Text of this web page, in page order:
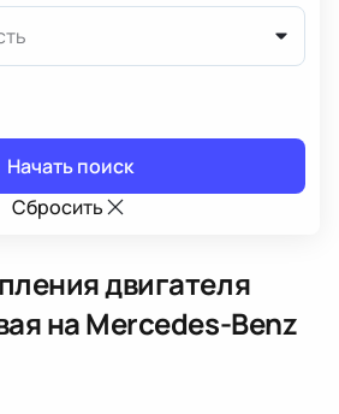
Начать поиск
Сбросить
двигателя
на Mercedes-Benz